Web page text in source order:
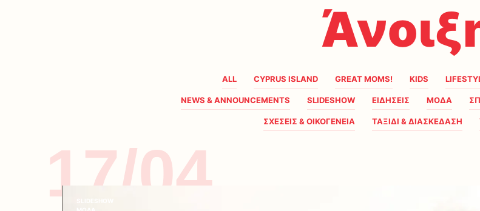
ALL CYPRUS ISLAND GREAT MOMS! KIDS
NEWS & ANNOUNCEMENTS SLIDESHOW ΕΙΔΗΣΕΙΣ ΜΟΔΑ
ΣΧΕΣΕΙΣ & ΟΙΚΟΓΕΝΕΙΑ ΤΑΞΙΔΙ & ΔΙΑΣΚΕΔΑΣΗ
17/04